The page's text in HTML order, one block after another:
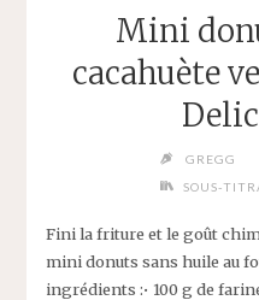
Mini
cacahuète
GREGG
SOUS-
Fini la friture et le goût
mini donuts sans huile au
ingrédients :• 100 g de